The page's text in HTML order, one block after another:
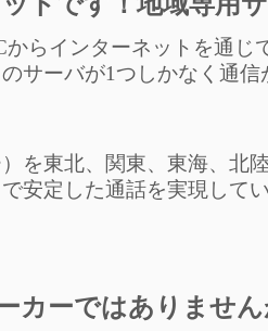
らインターネットを通じ
サーバが1つしかなく通
を東北、関東、東海、北
安定した通話を実現してい
カーではありませ